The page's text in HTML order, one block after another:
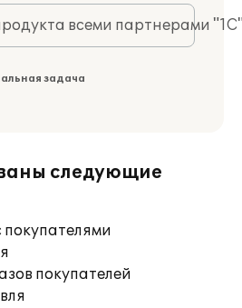
всеми партнерами
задача
следующие
покупателей